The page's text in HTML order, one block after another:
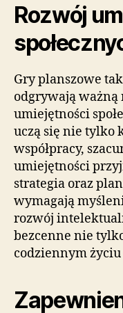
Rozwój
Gry planszowe
odgrywają ważną
umiejętności
uczą się nie tylko
współpracy,
umiejętności
strategia oraz
wymagają
rozwój
bezcenne nie
codziennym